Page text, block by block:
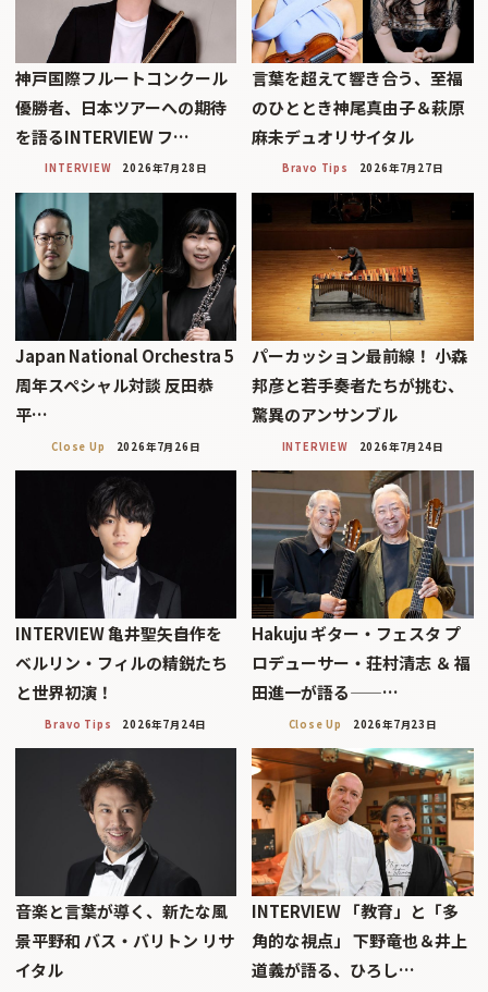
神戸国際フルートコンクール
優勝者、日本ツアーへの期待
を語るINTERVIEW フ…
INTERVIEW 2026年7月28日
言葉を超えて響き合う、至福
のひととき神尾真由子＆萩原
麻未デュオリサイタル
Bravo Tips 2026年7月27日
Japan National Orchestra 5
周年スペシャル対談 反田恭
平…
Close Up 2026年7月26日
パーカッション最前線！ 小森
邦彦と若手奏者たちが挑む、
驚異のアンサンブル
INTERVIEW 2026年7月24日
INTERVIEW 亀井聖矢――自作を
ベルリン・フィルの精鋭たち
と世界初演！
Bravo Tips 2026年7月24日
Hakuju ギター・フェスタ プ
ロデューサー・荘村清志 ＆ 福
田進一が語る——…
Close Up 2026年7月23日
音楽と言葉が導く、新たな風
景平野和 バス・バリトン リサ
イタル
INTERVIEW 「教育」と「多
角的な視点」 下野竜也＆井上
道義が語る、ひろし…